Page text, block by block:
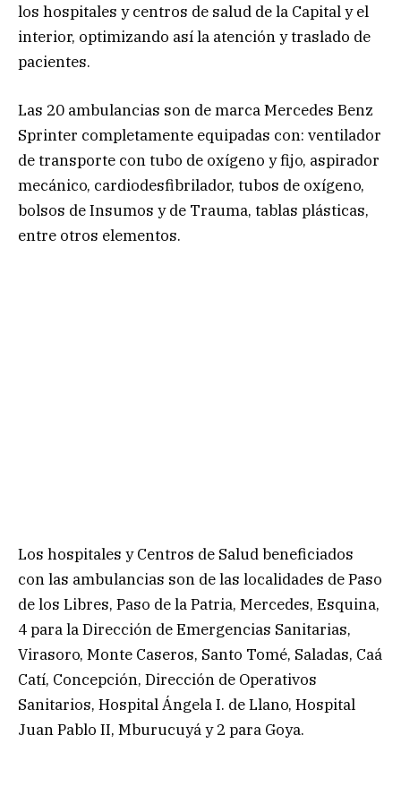
los hospitales y centros de salud de la Capital y el
interior, optimizando así la atención y traslado de
pacientes.
Las 20 ambulancias son de marca Mercedes Benz
Sprinter completamente equipadas con: ventilador
de transporte con tubo de oxígeno y fijo, aspirador
mecánico, cardiodesfibrilador, tubos de oxígeno,
bolsos de Insumos y de Trauma, tablas plásticas,
entre otros elementos.
Los hospitales y Centros de Salud beneficiados
con las ambulancias son de las localidades de Paso
de los Libres, Paso de la Patria, Mercedes, Esquina,
4 para la Dirección de Emergencias Sanitarias,
Virasoro, Monte Caseros, Santo Tomé, Saladas, Caá
Catí, Concepción, Dirección de Operativos
Sanitarios, Hospital Ángela I. de Llano, Hospital
Juan Pablo II, Mburucuyá y 2 para Goya.